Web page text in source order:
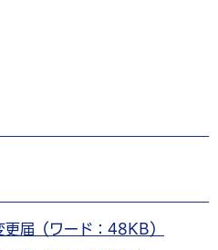
届（ワード：48KB）